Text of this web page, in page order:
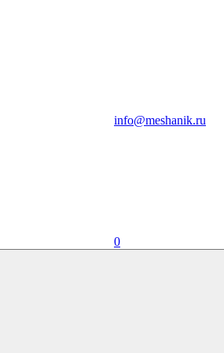
info@meshanik.ru
0